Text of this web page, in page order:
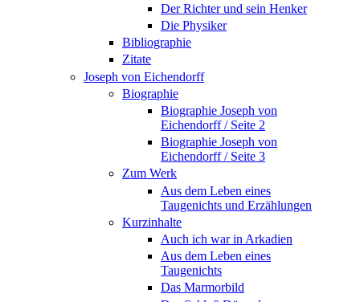
Der Richter und sein Henker
Die Physiker
Bibliographie
Zitate
Joseph von Eichendorff
Biographie
Biographie Joseph von
Eichendorff / Seite 2
Biographie Joseph von
Eichendorff / Seite 3
Zum Werk
Aus dem Leben eines
Taugenichts und Erzählungen
Kurzinhalte
Auch ich war in Arkadien
Aus dem Leben eines
Taugenichts
Das Marmorbild